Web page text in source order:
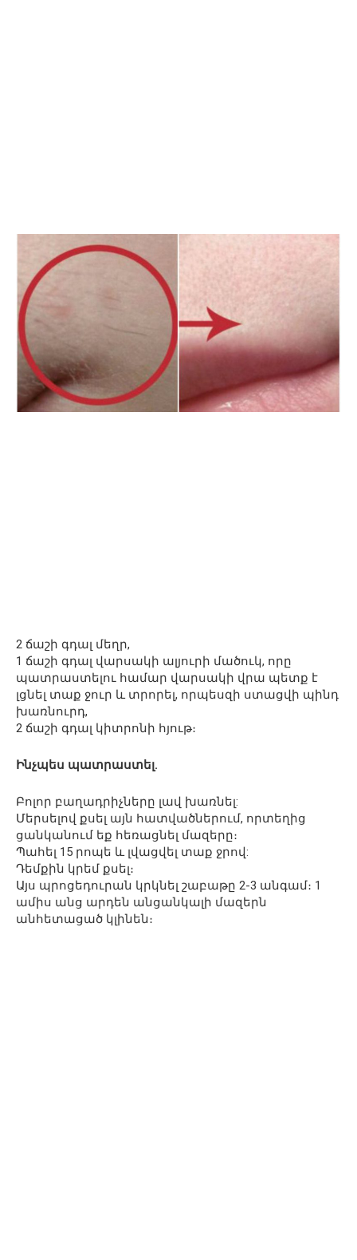
2 ճաշի գդալ մեղր,
1 ճաշի գդալ վարսակի ալյուրի մածուկ, որը
պատրաստելու համար վարսակի վրա պետք է
լցնել տաք ջուր և տրորել, որպեսզի ստացվի պինդ
խառնուրդ,
2 ճաշի գդալ կիտրոնի հյութ։
Ինչպես պատրաստել.
Բոլոր բաղադրիչները լավ խառնել:
Մերսելով քսել այն հատվածներում, որտեղից
ցանկանում եք հեռացնել մազերը։
Պահել 15 րոպե և լվացվել տաք ջրով:
Դեմքին կրեմ քսել։
Այս պրոցեդուրան կրկնել շաբաթը 2-3 անգամ։ 1
ամիս անց արդեն անցանկալի մազերն
անհետացած կլինեն։